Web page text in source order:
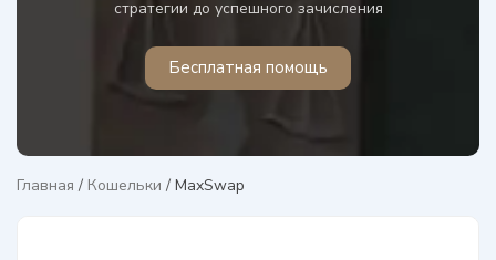
стратегии до успешного зачисления
Бесплатная помощь
Главная / Кошельки / MaxSwap